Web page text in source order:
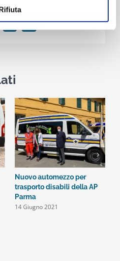
la piattaforma!
Nuovo automezzo per
trasporto disabili della AP
Parma
14 Giugno 2021